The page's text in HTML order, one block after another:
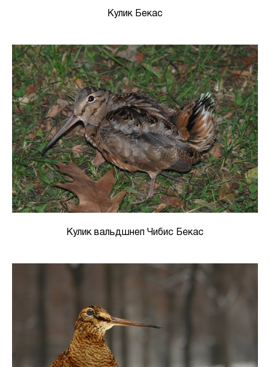
Кулик Бекас
Кулик вальдшнеп Чибис Бекас